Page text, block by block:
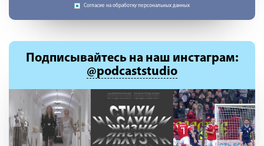
Согласие на обработку персональных данных
Подписывайтесь на наш инстаграм:
@podcaststudio